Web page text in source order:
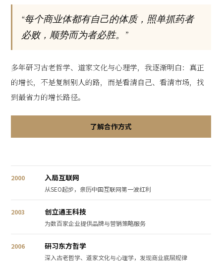
“每个商业体都有自己的体质，照单抓药者
必败，顺势而为者必胜。”
多年研习古老哲学、道家文化与心理学，我逐渐明白：真正
的增长，不是复制别人的路，而是看清自己、看清市场，找
到最省力的增长路径。
了解合作方式
2000 入局互联网
从SEO起步，亲历中国互联网第一波红利
2003 创立通王科技
为数百家企业提供品牌与营销策略服务
2006 研习东方哲学
深入古老哲学、道家文化与心理学，发现商业底层规律